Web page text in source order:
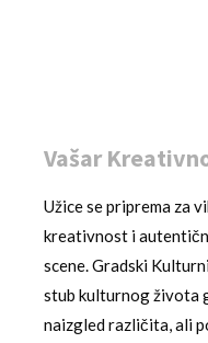
Vašar
Užice se priprema za
kreativnost i
scene. Gradski
stub kulturnog života
naizgled različita, ali